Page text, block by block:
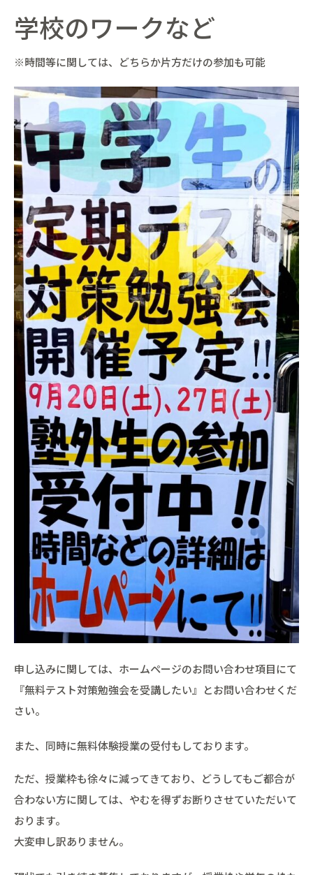
学校のワークなど
※時間等に関しては、どちらか片方だけの参加も可能
申し込みに関しては、ホームページのお問い合わせ項目にて
『無料テスト対策勉強会を受講したい』とお問い合わせくだ
さい。
また、同時に無料体験授業の受付もしております。
ただ、授業枠も徐々に減ってきており、どうしてもご都合が
合わない方に関しては、やむを得ずお断りさせていただいて
おります。
大変申し訳ありません。